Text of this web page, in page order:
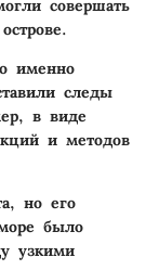
совершать
именно
следы
в виде
и методов
но его
было
узкими